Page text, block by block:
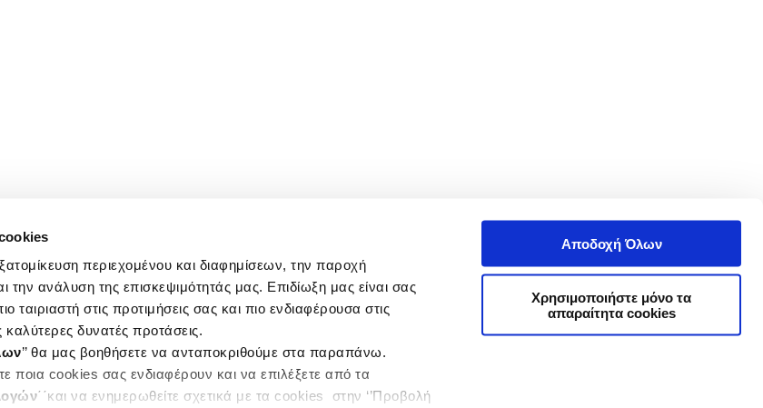
περιεχομένου και διαφημίσεων, την παροχή
την ανάλυση της επισκεψιμότητάς μας. Επιδίωξη μας είναι σας
στις προτιμήσεις σας και πιο ενδιαφέρουσα στις
καλύτερες δυνατές προτάσεις.
’’ θα μας βοηθήσετε να ανταποκριθούμε στα παραπάνω.
ποια cookies σας ενδιαφέρουν και να επιλέξετε από τα
΄΄και να ενημερωθείτε σχετικά με τα cookies στην ‘’Προβολή
Αποδοχή Όλων
Χρησιμοποιήστε μόνο τα
απαραίτητα cookies